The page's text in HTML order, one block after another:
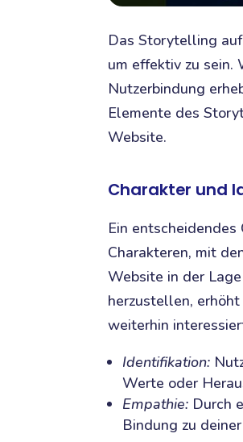
Das Storytelling
um effektiv zu sein.
Nutzerbindung
Elemente des
Website.
Charakter und
Ein
Charakteren, mit
Website in der
herzustellen,
weiterhin
Identifikation:
Werte oder
Empathie: Durch
Bindung zu